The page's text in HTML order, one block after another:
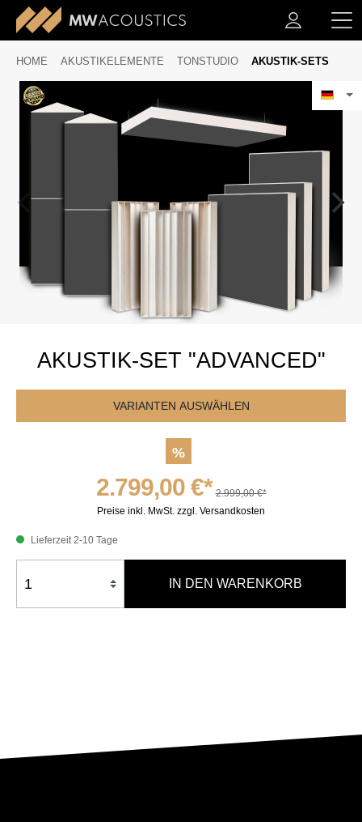
HOME AKUSTIKELEMENTE TONSTUDIO AKUSTIK-SETS
AKUSTIK-SET "ADVANCED"
VARIANTEN AUSWÄHLEN
%
2.799,00 €* 2.999,00 €*
Preise inkl. MwSt. zzgl. Versandkosten
Lieferzeit 2-10 Tage
IN DEN WARENKORB